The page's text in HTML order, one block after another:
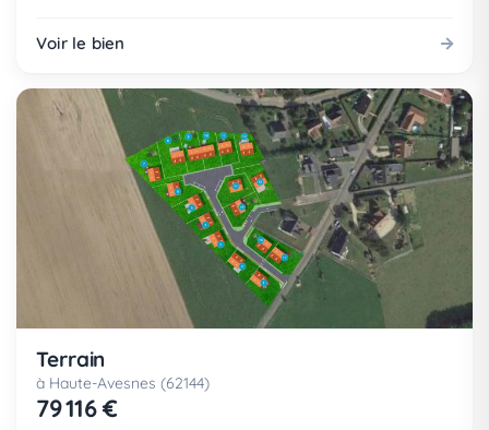
Voir le bien
Terrain
à Haute-Avesnes (62144)
79 116 €